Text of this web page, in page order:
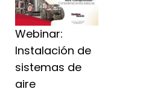
Webinar:
Instalación de
sistemas de
aire